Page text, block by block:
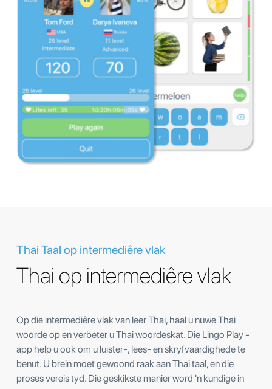
Thai Taal op intermediêre vlak
Thai op intermediêre vlak
Op die intermediêre vlak van leer Thai, haal u nuwe Thai
woorde op en verbeter u Thai woordeskat. Die Lingo Play -
app help u ook om u luister-, lees- en skryfvaardighede te
benut. U brein moet gewoond raak aan Thai taal, en die
proses vereis tyd. Die geskikste manier word 'n kundige in